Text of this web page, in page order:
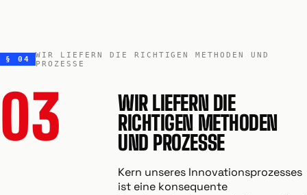
§ 04
WIR LIEFERN DIE RICHTIGEN METHODEN UND
PROZESSE
03
WIR LIEFERN DIE
RICHTIGEN METHODEN
UND PROZESSE
Kern unseres Innovationsprozesses
ist eine konsequente